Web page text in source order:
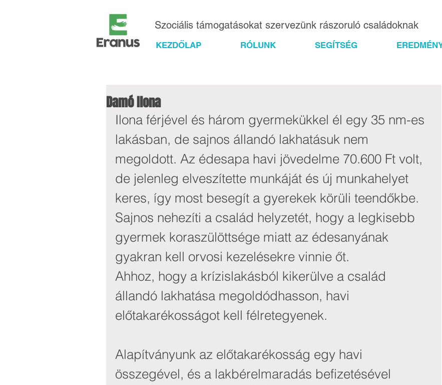
Szociális támogatásokat szervezünk rászoruló családoknak
KEZDŐLAP RÓLUNK SEGÍTSÉG
Damó Ilona
Ilona férjével és három gyermekükkel él egy 35 nm-es
lakásban, de sajnos állandó lakhatásuk nem
megoldott. Az édesapa havi jövedelme 70.600 Ft volt,
de jelenleg elveszítette munkáját és új munkahelyet
keres, így most besegít a gyerekek körüli teendőkbe.
Sajnos nehezíti a család helyzetét, hogy a legkisebb
gyermek koraszülöttsége miatt az édesanyának
gyakran kell orvosi kezelésekre vinnie őt.
Ahhoz, hogy a krízislakásból kikerülve a család
állandó lakhatása megoldódhasson, havi
előtakarékosságot kell félretegyenek.
Alapítványunk az előtakarékosság egy havi
összegével, és a lakbérelmaradás befizetésével